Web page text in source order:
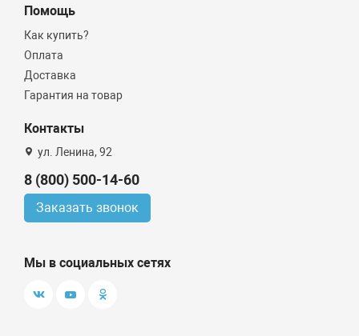
Помощь
Как купить?
Оплата
Доставка
Гарантия на товар
Контакты
ул. Ленина, 92
8 (800) 500-14-60
Заказать звонок
Мы в социальных сетях